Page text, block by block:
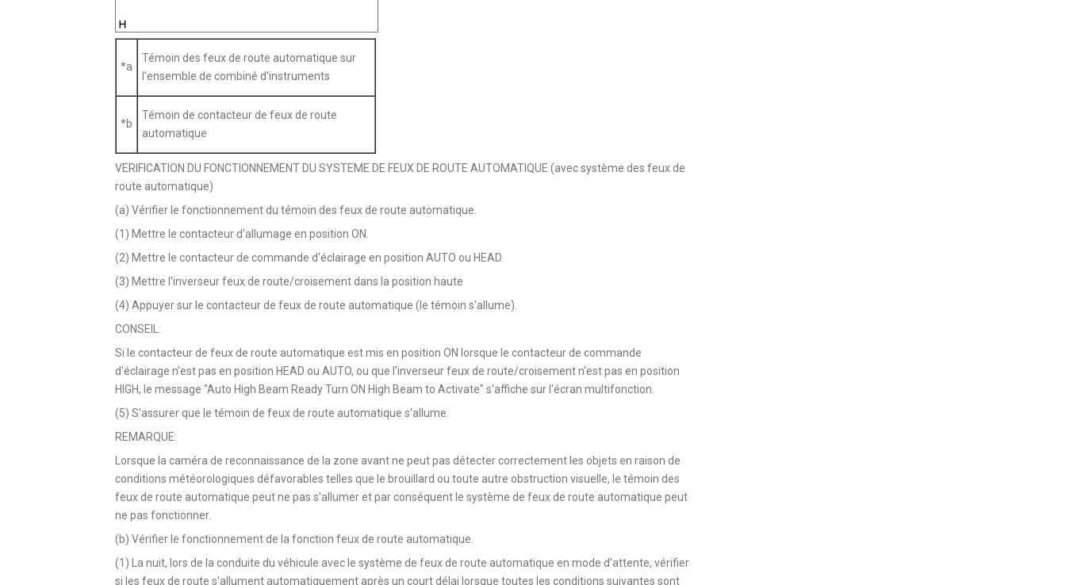
*a
Témoin des feux de route automatique sur
l'ensemble de combiné d'instruments
*b
Témoin de contacteur de feux de route
automatique
VERIFICATION DU FONCTIONNEMENT DU SYSTEME DE FEUX DE ROUTE AUTOMATIQUE (avec système des feux de
route automatique)
(a) Vérifier le fonctionnement du témoin des feux de route automatique.
(1) Mettre le contacteur d'allumage en position ON.
(2) Mettre le contacteur de commande d'éclairage en position AUTO ou HEAD.
(3) Mettre l'inverseur feux de route/croisement dans la position haute
(4) Appuyer sur le contacteur de feux de route automatique (le témoin s'allume).
CONSEIL:
Si le contacteur de feux de route automatique est mis en position ON lorsque le contacteur de commande
d'éclairage n'est pas en position HEAD ou AUTO, ou que l'inverseur feux de route/croisement n'est pas en position
HIGH, le message "Auto High Beam Ready Turn ON High Beam to Activate" s'affiche sur l'écran multifonction.
(5) S'assurer que le témoin de feux de route automatique s'allume.
REMARQUE:
Lorsque la caméra de reconnaissance de la zone avant ne peut pas détecter correctement les objets en raison de
conditions météorologiques défavorables telles que le brouillard ou toute autre obstruction visuelle, le témoin des
feux de route automatique peut ne pas s'allumer et par conséquent le système de feux de route automatique peut
ne pas fonctionner.
(b) Vérifier le fonctionnement de la fonction feux de route automatique.
(1) La nuit, lors de la conduite du véhicule avec le système de feux de route automatique en mode d'attente, vérifier
si les feux de route s'allument automatiquement après un court délai lorsque toutes les conditions suivantes sont